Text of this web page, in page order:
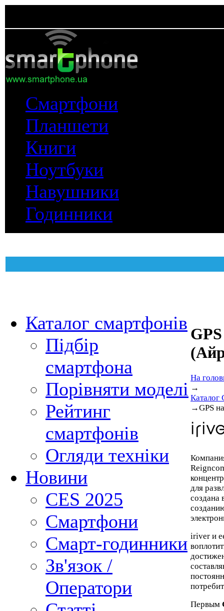
Смартфони
Планшети
Книги
Ноутбуки
Навушники
Годинники
Каталог смартфонів
Підбір
смартфона
Порівняти моделі
Рейтинг
смартфонів
Огляди техніки
Новини
CES 2025
Смартфони
Смарт-годинники
Зв'язок /
Оператори
На
→
Каталог
→GPS
для
создана
iriver и
Первым